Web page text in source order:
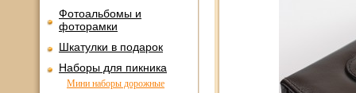
Фотоальбомы и
фоторамки
Шкатулки в подарок
Наборы для пикника
Мини наборы дорожные